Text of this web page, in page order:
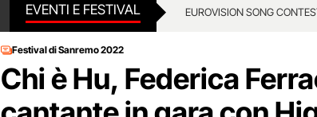
EVENTI E FESTIVAL EUROVISION SONG
Festival di Sanremo 2022
Chi è Hu, Federica